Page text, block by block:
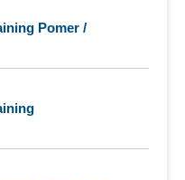
Pomer /